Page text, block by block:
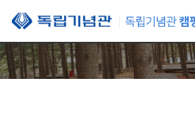
본문 바로가기